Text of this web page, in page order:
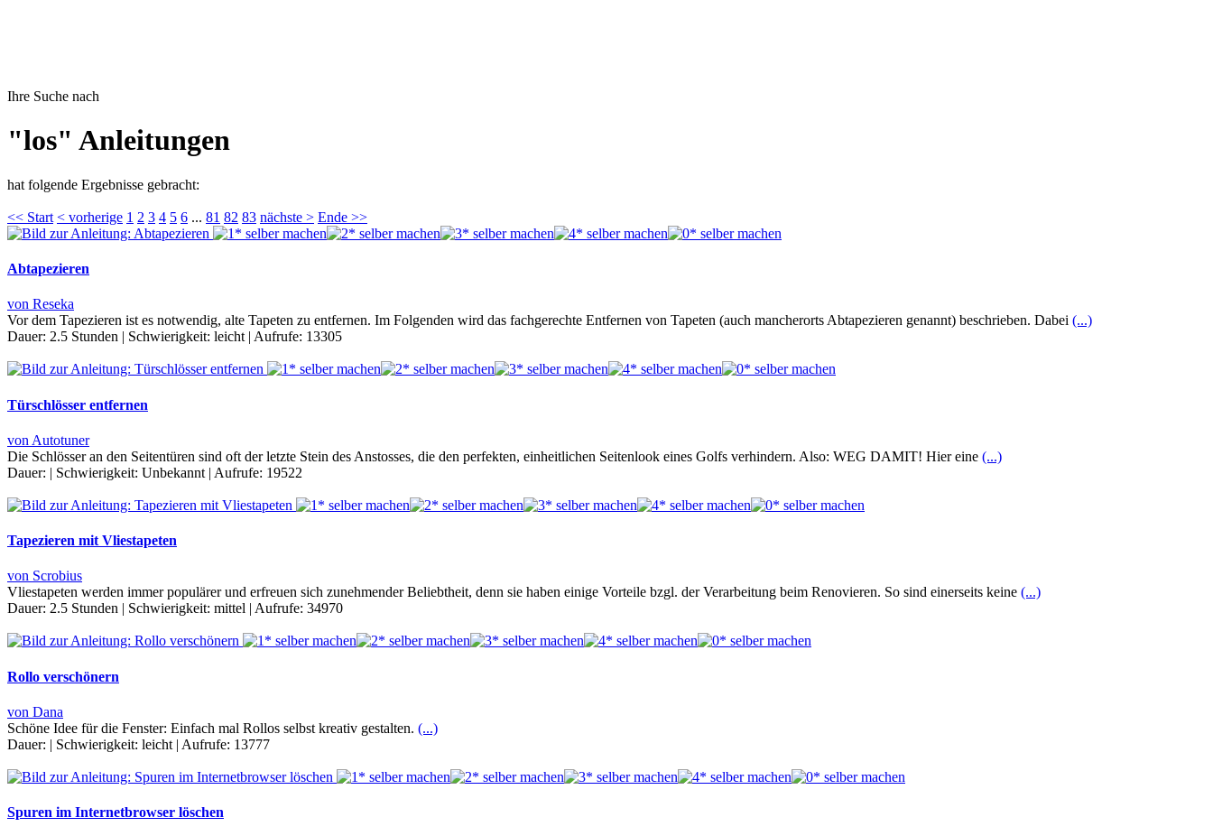
Ihre Suche nach
"los" Anleitungen
hat folgende Ergebnisse gebracht:
<< Start < vorherige 1 2 3 4 5 6 ... 81 82 83 nächste > Ende >>
Abtapezieren
von Reseka
Vor dem Tapezieren ist es notwendig, alte Tapeten zu entfernen. Im Folgenden wird das fachgerechte Entfernen von Tapeten (auch mancherorts Abtapezieren genannt) beschrieben. Dabei (...)
Dauer: 2.5 Stunden | Schwierigkeit: leicht | Aufrufe: 13305
Türschlösser entfernen
von Autotuner
Die Schlösser an den Seitentüren sind oft der letzte Stein des Anstosses, die den perfekten, einheitlichen Seitenlook eines Golfs verhindern. Also: WEG DAMIT! Hier eine (...)
Dauer: | Schwierigkeit: Unbekannt | Aufrufe: 19522
Tapezieren mit Vliestapeten
von Scrobius
Vliestapeten werden immer populärer und erfreuen sich zunehmender Beliebtheit, denn sie haben einige Vorteile bzgl. der Verarbeitung beim Renovieren. So sind einerseits keine (...)
Dauer: 2.5 Stunden Schwierigkeit: mittel Aufrufe: 34970
Rollo verschönern
von Dana
Schöne Idee für die Fenster: Einfach mal Rollos selbst kreativ gestalten. (...)
Dauer: | Schwierigkeit: leicht | Aufrufe: 13777
Spuren im Internetbrowser löschen